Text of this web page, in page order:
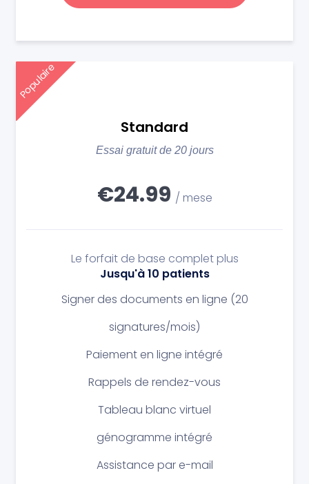
Populaire
Standard
Essai gratuit de 20 jours
€24.99 / mese
Le forfait de base complet plus
Jusqu'à 10 patients
Signer des documents en ligne (20
signatures/mois)
Paiement en ligne intégré
Rappels de rendez-vous
Tableau blanc virtuel
génogramme intégré
Assistance par e-mail